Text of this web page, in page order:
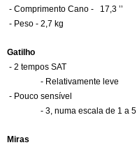
- Comprimento Cano -   17,3 ’’
- Peso - 2,7 kg
Gatilho
- 2 tempos SAT
- Relativamente leve
- Pouco sensível
- 3, numa escala de 1 a 5
Miras